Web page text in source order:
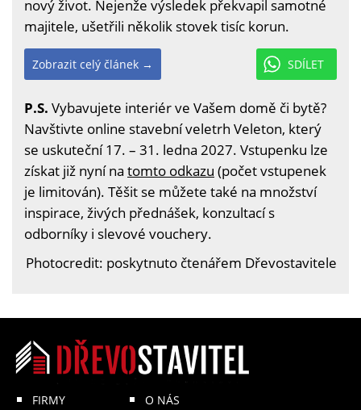
nový život. Nejenže výsledek překvapil samotné
majitele, ušetřili několik stovek tisíc korun.
SDÍLET
Zobrazit celý článek →
P.S. Vybavujete interiér ve Vašem domě či bytě?
Navštivte online stavební veletrh Veleton, který
se uskuteční 17. – 31. ledna 2027. Vstupenku lze
získat již nyní na tomto odkazu (počet vstupenek
je limitován). Těšit se můžete také na množství
inspirace, živých přednášek, konzultací s
odborníky i slevové vouchery.
Photocredit: poskytnuto čtenářem Dřevostavitele
FIRMY
O NÁS